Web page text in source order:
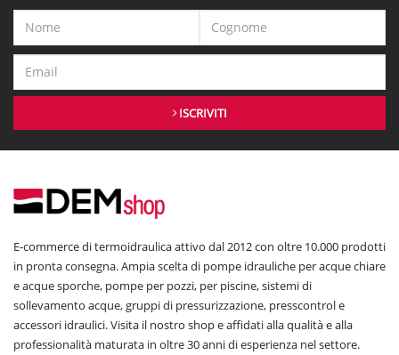
ISCRIVITI
E-commerce di termoidraulica attivo dal 2012 con oltre 10.000 prodotti
in pronta consegna. Ampia scelta di pompe idrauliche per acque chiare
e acque sporche, pompe per pozzi, per piscine, sistemi di
sollevamento acque, gruppi di pressurizzazione, presscontrol e
accessori idraulici. Visita il nostro shop e affidati alla qualità e alla
professionalità maturata in oltre 30 anni di esperienza nel settore.